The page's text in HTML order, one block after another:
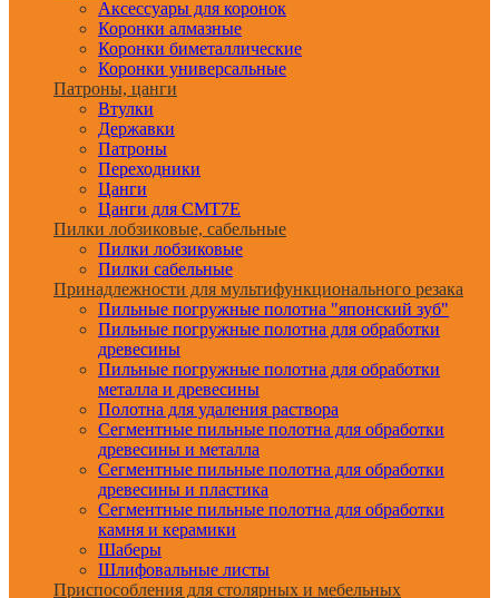
Аксессуары для коронок
Коронки алмазные
Коронки биметаллические
Коронки универсальные
Патроны, цанги
Втулки
Державки
Патроны
Переходники
Цанги
Цанги для CMT7E
Пилки лобзиковые, сабельные
Пилки лобзиковые
Пилки сабельные
Принадлежности для мультифункционального резака
Пильные погружные полотна "японский зуб"
Пильные погружные полотна для обработки
древесины
Пильные погружные полотна для обработки
металла и древесины
Полотна для удаления раствора
Сегментные пильные полотна для обработки
древесины и металла
Сегментные пильные полотна для обработки
древесины и пластика
Сегментные пильные полотна для обработки
камня и керамики
Шаберы
Шлифовальные листы
Приспособления для столярных и мебельных